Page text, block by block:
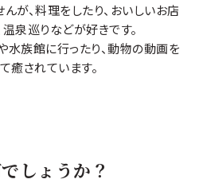
が、料理をしたり、おいしいお店
泉巡りなどが好きです。
水族館に行ったり、動物の動画を
癒されています。
しょうか？